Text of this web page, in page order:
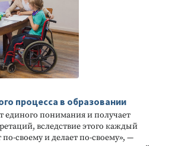
процесса в образовании
единого понимания и получает
вследствие этого каждый
своему и делает по-своему», —